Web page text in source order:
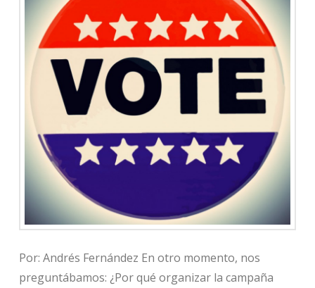
Por: Andrés Fernández En otro momento, nos
preguntábamos: ¿Por qué organizar la campaña